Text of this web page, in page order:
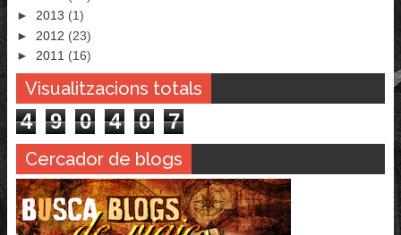
► 2013 (1)
► 2012 (23)
► 2011 (16)
Visualitzacions totals
4 9 0 4 0 7
Cercador de blogs